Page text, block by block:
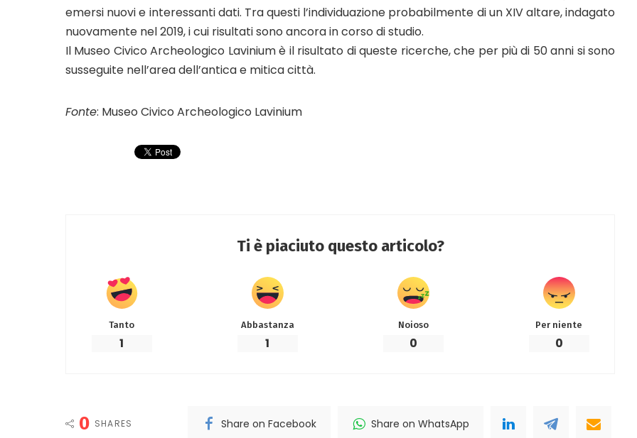
emersi nuovi e interessanti dati. Tra questi l’individuazione probabilmente di un XIV altare, indagato
nuovamente nel 2019, i cui risultati sono ancora in corso di studio.
Il Museo Civico Archeologico Lavinium è il risultato di queste ricerche, che per più di 50 anni si sono
susseguite nell’area dell’antica e mitica città.
Fonte: Museo Civico Archeologico Lavinium
Ti è piaciuto questo articolo?
Tanto
1
Abbastanza
1
Noioso
0
Per niente
0
0 SHARES Share on Facebook Share on WhatsApp